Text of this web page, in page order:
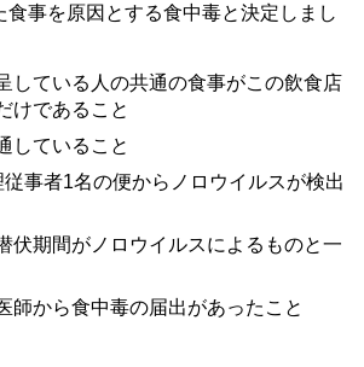
食事を原因とする食中毒と決定しまし
している人の共通の食事がこの飲食店
けであること
していること
事者1名の便からノロウイルスが検出
伏期間がノロウイルスによるものと一
師から食中毒の届出があったこと